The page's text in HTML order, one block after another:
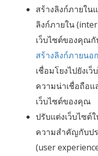
สร้างลิงก์ภายใน
ลิงก์ภายใน
เว็บไซต์ของคุณกั
สร้างลิงก์ภายนอ
เชื่อมโยงไปยังเ
ความน่าเชื่อถือแ
เว็บไซต์ของคุณ
ปรับแต่งเว็บไซต์
ความสำคัญกับป
(user